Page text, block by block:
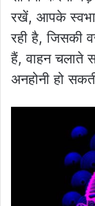
रखें, आपके
रही है, जिसकी
हैं, वाहन चलाते
अनहोनी हो